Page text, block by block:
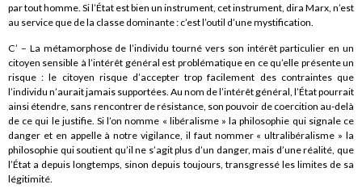
par tout homme. Si l’État est bien un instrument, cet instrument, dira Marx, n’est
au service que de la classe dominante : c’est l’outil d’une mystification.
C’ – La métamorphose de l’individu tourné vers son intérêt particulier en un
citoyen sensible à l’intérêt général est problématique en ce qu’elle présente un
risque : le citoyen risque d’accepter trop facilement des contraintes que
l’individu n’aurait jamais supportées. Au nom de l’intérêt général, l’État pourrait
ainsi étendre, sans rencontrer de résistance, son pouvoir de coercition au-delà
de ce qui le justifie. Si l’on nomme « libéralisme » la philosophie qui signale ce
danger et en appelle à notre vigilance, il faut nommer « ultralibéralisme » la
philosophie qui soutient qu’il ne s’agit plus d’un danger, mais d’une réalité, que
l’État a depuis longtemps, sinon depuis toujours, transgressé les limites de sa
légitimité.